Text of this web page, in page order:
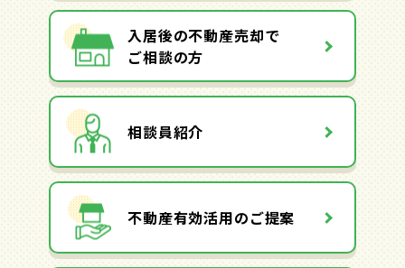
入居後の不動産売却で
ご相談の方
相談員紹介
不動産有効活用のご提案